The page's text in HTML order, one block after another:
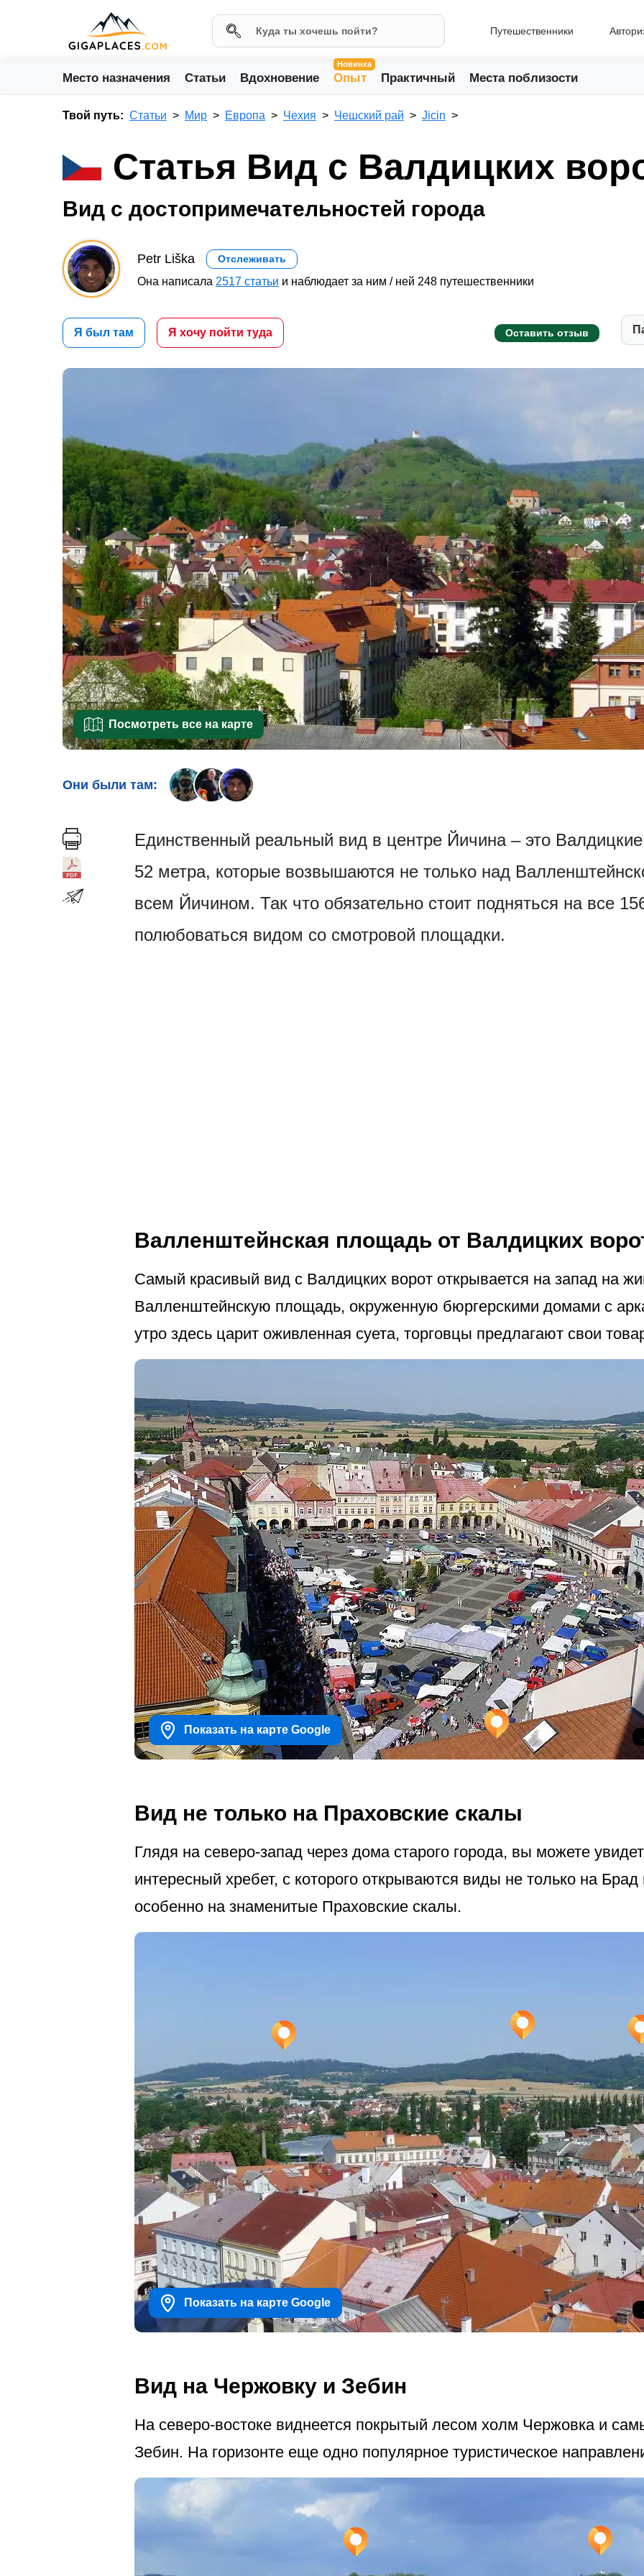
Путешественники
Место назначения Статьи Вдохновение
Новинка
Опыт Практичный Места поблизости
Твой путь: Статьи Мир Европа Чехия Чешский рай Jicin
Статья Вид с Валдицких
Вид с достопримечательностей города
Petr Liška Отслеживать
Она написала 2517 статьи и наблюдает за ним / ней 248 путешественники
Я был там Я хочу пойти туда Оставить отзыв
Посмотреть все на карте
Они были там:
Единственный реальный вид в центре Йичина – это
52 метра, которые возвышаются не только над
всем Йичином. Так что обязательно стоит подняться на все
полюбоваться видом со смотровой площадки.
Валленштейнская площадь от Валдицких
Самый красивый вид с Валдицких ворот открывается на запад на
Валленштейнскую площадь, окруженную бюргерскими домами с
утро здесь царит оживленная суета, торговцы предлагают свои
Показать на карте Google
Вид не только на Праховские скалы
Глядя на северо-запад через дома старого города, вы можете
интересный хребет, с которого открываются виды не только на
особенно на знаменитые Праховские скалы.
Показать на карте Google
Вид на Чержовку и Зебин
На северо-востоке виднеется покрытый лесом холм Чержовка и
Зебин. На горизонте еще одно популярное туристическое